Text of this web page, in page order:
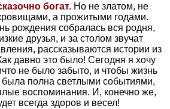
богат. Но не златом, не
а прожитыми годами.
рождения собралась вся родня,
друзья, и за столом звучат
рассказываются истории из
давно это было! Сегодня я хочу
не было забыто, и чтобы жизнь
полна светлыми событиями,
воспоминания. И, конечно же,
всегда здоров и весел!